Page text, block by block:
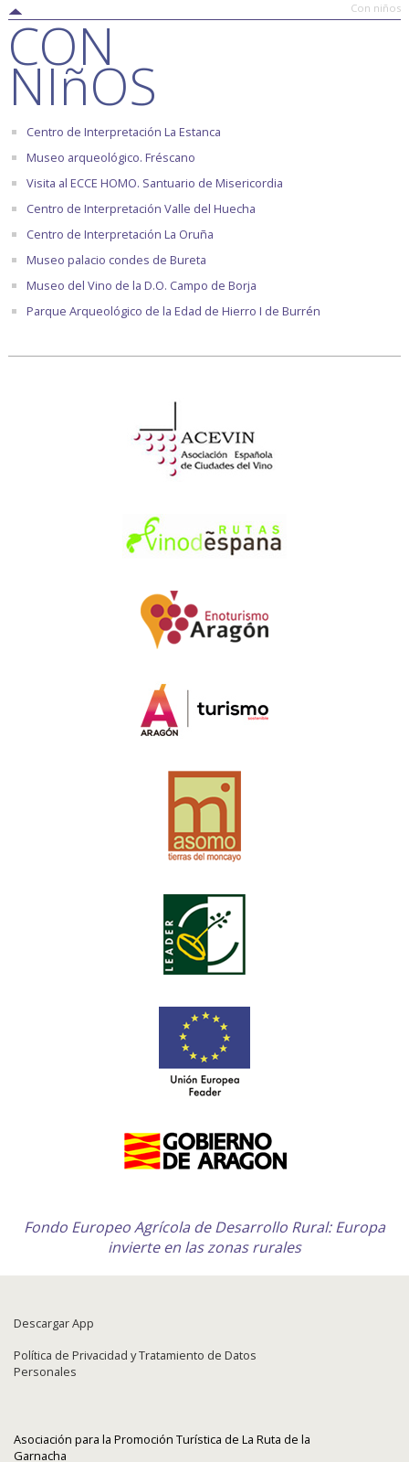
Con niños
CON
NIñOS
Centro de Interpretación La Estanca
Museo arqueológico. Fréscano
Visita al ECCE HOMO. Santuario de Misericordia
Centro de Interpretación Valle del Huecha
Centro de Interpretación La Oruña
Museo palacio condes de Bureta
Museo del Vino de la D.O. Campo de Borja
Parque Arqueológico de la Edad de Hierro I de Burrén
Fondo Europeo Agrícola de Desarrollo Rural: Europa
invierte en las zonas rurales
Descargar App
Política de Privacidad y Tratamiento de Datos
Personales
Asociación para la Promoción Turística de La Ruta de la
Garnacha